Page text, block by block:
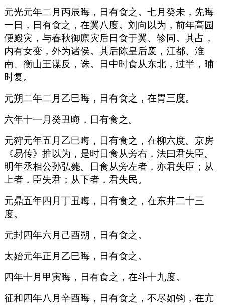
元光元年二月丙辰晦，日有食之。七月癸未，先晦
一日，日有食之，在翼八度。刘向以为，前年高园
便殿灾，与春秋御廪灾后日食于翼、轸同。其占，
内有女变，外为诸侯。其后陈皇后废，江都、淮
南、衡山王谋反，诛。日中时食从东北，过半，晡
时复。
元朔二年二月乙巳晦，日有食之，在胃三度。
六年十一月癸丑晦，日有食之。
元狩元年五月乙巳晦，日有食之，在柳六度。京房
《易传》推以为，是时日食从旁右，法曰君失臣。
明年丞相公孙弘薨。日食从旁左者，亦君失臣；从
上者，臣失君；从下者，君失民。
元鼎五年四月丁丑晦，日有食之，在东井二十三
度。
元封四年六月己酉朔，日有食之。
太始元年正月乙巳晦，日有食之。
四年十月甲寅晦，日有食之，在斗十九度。
征和四年八月辛酉晦，日有食之，不尽如钩，在亢